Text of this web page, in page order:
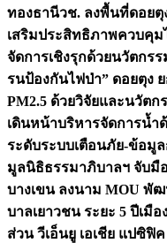
ทองธานีวช. ลงพื้นที่ดอยตุ
เสริมประสิทธิภาพควบคุ
จัดการเชิงรุกด้วยนวัตกรร
รนป้องกันไฟป่า” ดอยตุง
PM2.5 ด้วยวิจัยและนวัตก
เดินหน้าบริหารจัดการน้ำ
ระดับระบบเตือนภัย-ข้อมู
มูลนิธิธรรมาภิบาลฯ จับมื
บางเขน ลงนาม MOU พั
บาลเยาวชน ระยะ 5 ปีเมื
ส่วน วีเอ็นยู เอเชีย แปซิ